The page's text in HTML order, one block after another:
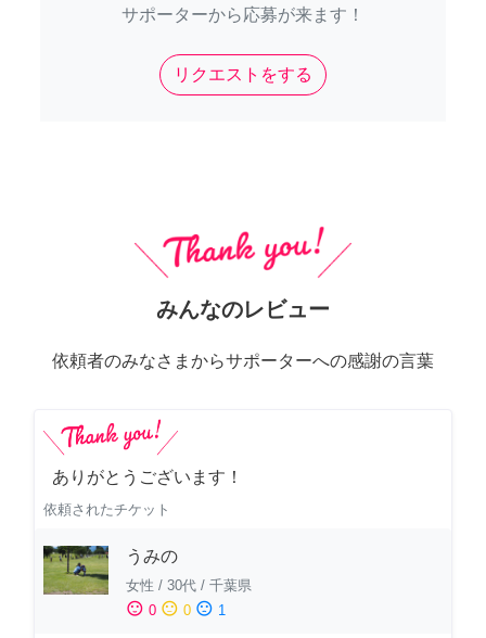
サポーターから応募が来ます！
リクエストをする
みんなのレビュー
依頼者のみなさまからサポーターへの感謝の言葉
ありがとうございます！
依頼されたチケット
うみの
女性 / 30代 / 千葉県
sentiment_satisfied 0 sentiment_neutral 0 sentiment_dissatisfied 1